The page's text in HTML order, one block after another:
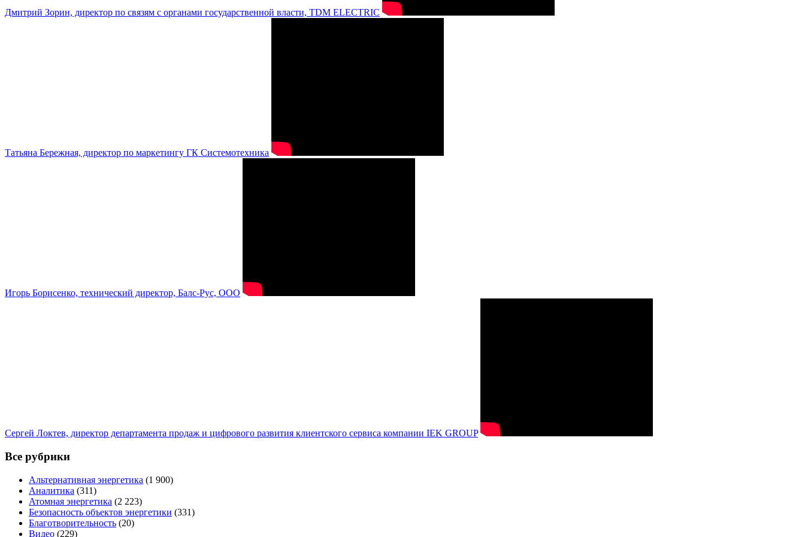
Дмитрий Зорин, директор по связям с органами государственной власти, TDM ELECTRIC
Татьяна Бережная, директор по маркетингу ГК Системотехника
Игорь Борисенко, технический директор, Балс-Рус, ООО
Сергей Локтев, директор департамента продаж и цифрового развития клиентского сервиса компании IEK GROUP
Все рубрики
Альтернативная энергетика (1 900)
Аналитика (311)
Атомная энергетика (2 223)
Безопасность объектов энергетики (331)
Благотворительность (20)
Видео (229)